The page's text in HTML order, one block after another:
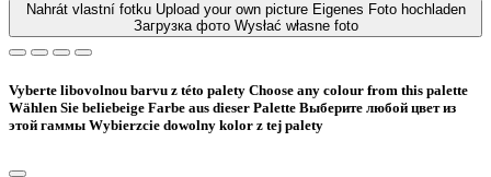
Nahrát vlastní fotku Upload your own picture Eigenes Foto hochladen
Загрузка фото Wysłać własne foto
Vyberte libovolnou barvu z této palety Choose any colour from this palette
Wählen Sie beliebeige Farbe aus dieser Palette Bыберите любой цвет из
этой гаммы Wybierzcie dowolny kolor z tej palety